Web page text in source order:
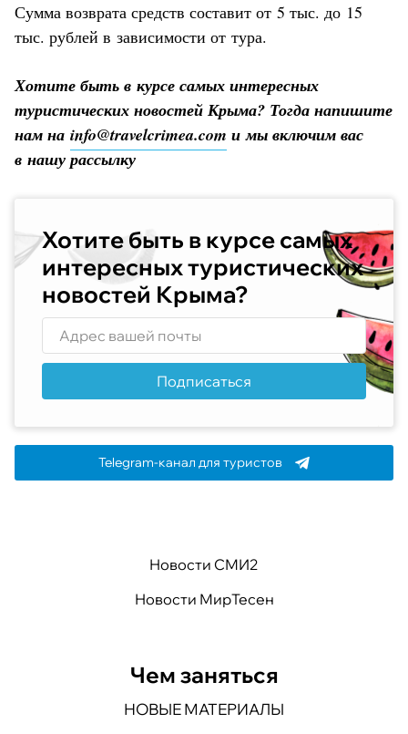
Сумма возврата средств составит от 5 тыс. до 15
тыс. рублей в зависимости от тура.
Хотите быть в курсе самых интересных
туристических новостей Крыма? Тогда напишите
нам на info@travelcrimea.com и мы включим вас
в нашу рассылку
Хотите быть в курсе самых
интересных туристических
новостей Крыма?
Подписаться
Telegram-канал для туристов
Новости СМИ2
Новости МирТесен
Чем заняться
НОВЫЕ МАТЕРИАЛЫ